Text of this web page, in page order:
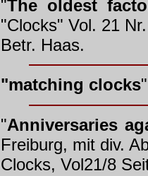
"The oldest
"Clocks" Vol. 21
Betr. Haas.
"matching clocks
"Anniversaries
Freiburg, mit div.
Clocks, Vol21/8